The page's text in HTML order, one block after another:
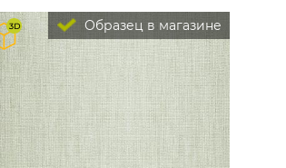
Образец в магазине